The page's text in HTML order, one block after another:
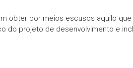
obter por meios escusos aquilo
do projeto de desenvolvimento e